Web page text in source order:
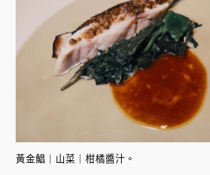
黃金鯧｜山菜｜柑橘醬汁。